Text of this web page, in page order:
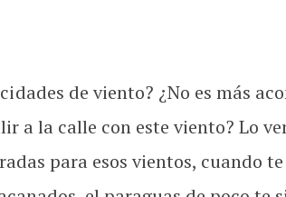
de viento? ¿No es más
a la calle con este viento? Lo
para esos vientos, cuando